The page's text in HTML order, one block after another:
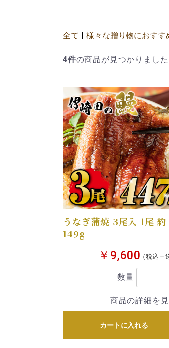
全て | 様々な贈り物におすす
4件の商品が見つかりました
うなぎ蒲焼 3尾入 1尾 約
149g
￥9,600（税込＋
数量
商品の詳細を
カートに入れる